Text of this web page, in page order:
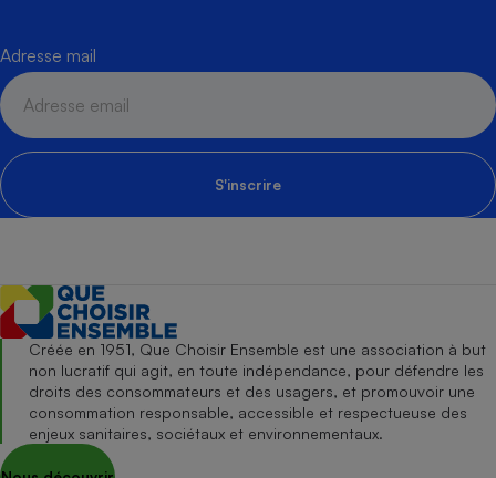
Adresse mail
S'inscrire
Créée en 1951, Que Choisir Ensemble est une association à but
non lucratif qui agit, en toute indépendance, pour défendre les
droits des consommateurs et des usagers, et promouvoir une
consommation responsable, accessible et respectueuse des
enjeux sanitaires, sociétaux et environnementaux.